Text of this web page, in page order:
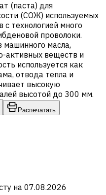
(паста) для
(СОЖ) используемых
с технологией много
проволоки.
машинного масла,
активных веществ и
используется как
отвода тепла и
высокую
высотой до 300 мм.
Распечатать
на 07.08.2026